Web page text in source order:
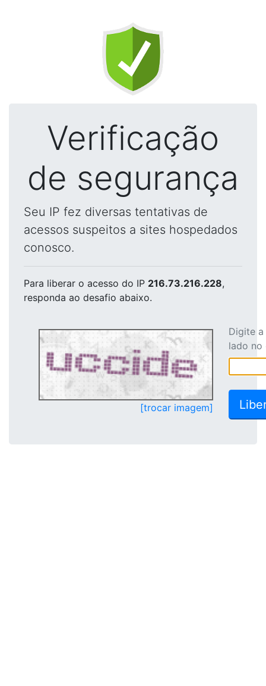
Verificação
de segurança
Seu IP fez diversas tentativas de
acessos suspeitos a sites hospedados
conosco.
Para liberar o acesso do IP 216.73.216.228,
responda ao desafio abaixo.
[trocar imagem]
Digite
lado no